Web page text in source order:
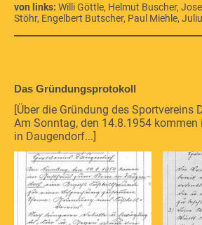
von links: Willi Göttle, Helmut Buscher,
Stöhr, Engelbert Butscher, Paul Miehle,
Das Gründungsprotokoll
[Über die Gründung des Sportvereins
Am Sonntag, den 14.8.1954 kommen
in Daugendorf...]